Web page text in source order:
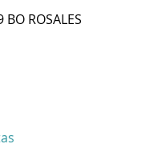
BO ROSALES